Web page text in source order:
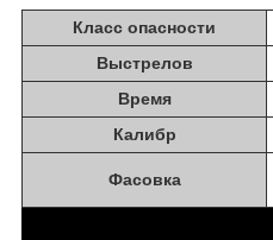
Класс опасности
Выстрелов
Время
Калибр
Фасовка